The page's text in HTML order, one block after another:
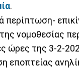
.
νομοθεσίας
ώρες της 3-2-
εποπτείας